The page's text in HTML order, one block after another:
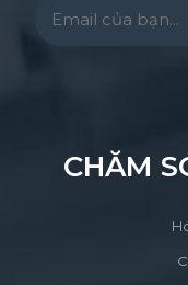
Please leave this
CHĂM